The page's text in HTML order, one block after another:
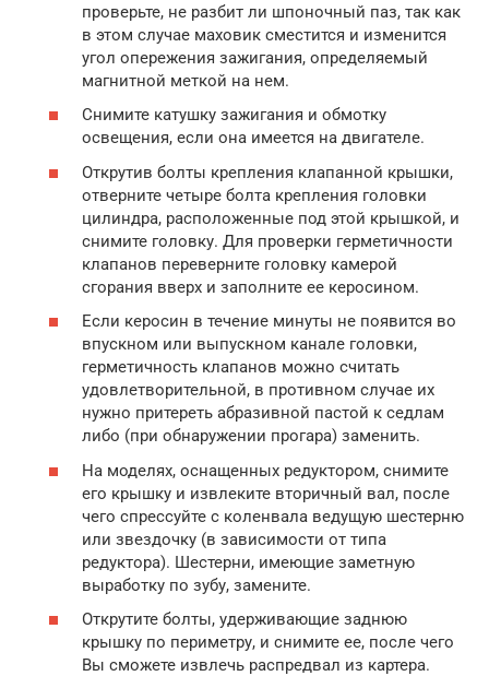
проверьте, не разбит ли шпоночный паз, так как
в этом случае маховик сместится и изменится
угол опережения зажигания, определяемый
магнитной меткой на нем.
Снимите катушку зажигания и обмотку
освещения, если она имеется на двигателе.
Открутив болты крепления клапанной крышки,
отверните четыре болта крепления головки
цилиндра, расположенные под этой крышкой, и
снимите головку. Для проверки герметичности
клапанов переверните головку камерой
сгорания вверх и заполните ее керосином.
Если керосин в течение минуты не появится во
впускном или выпускном канале головки,
герметичность клапанов можно считать
удовлетворительной, в противном случае их
нужно притереть абразивной пастой к седлам
либо (при обнаружении прогара) заменить.
На моделях, оснащенных редуктором, снимите
его крышку и извлеките вторичный вал, после
чего спрессуйте с коленвала ведущую шестерню
или звездочку (в зависимости от типа
редуктора). Шестерни, имеющие заметную
выработку по зубу, замените.
Открутите болты, удерживающие заднюю
крышку по периметру, и снимите ее, после чего
Вы сможете извлечь распредвал из картера.